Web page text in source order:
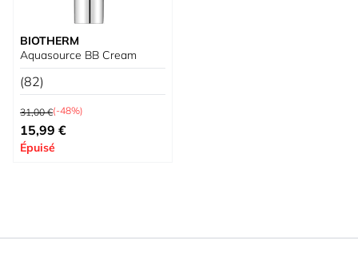
BIOTHERM
Aquasource BB Cream
(82)
Prix normal
31,00 €(-48%)
À partir de
15,99 €
Épuisé